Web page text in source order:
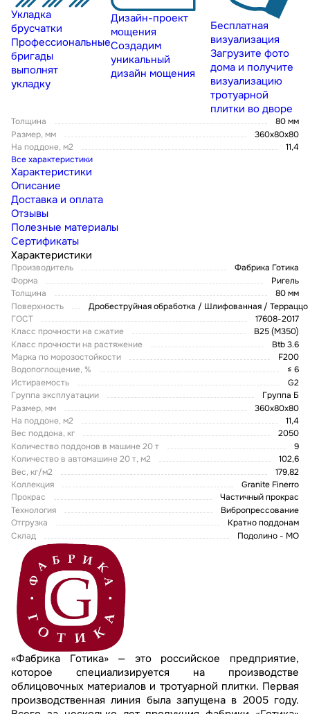
Укладка
брусчатки
Профессиональные
бригады
выполнят
укладку
Дизайн-проект
мощения
Создадим
уникальный
дизайн мощения
Бесплатная
визуализация
Загрузите фото
дома и получите
визуализацию
тротуарной
плитки во дворе
Толщина
80 мм
Размер, мм
360x80x80
На поддоне, м2
11,4
Все характеристики
Характеристики
Описание
Доставка и оплата
Отзывы
Полезные материалы
Сертификаты
Характеристики
Производитель
Фабрика Готика
Форма
Ригель
Толщина
80 мм
Поверхность
Дробеструйная обработка / Шлифованная / Терраццо
ГОСТ
17608-2017
Класс прочности на сжатие
В25 (М350)
Класс прочности на растяжение
Btb 3.6
Марка по морозостойкости
F200
Водопоглощение, %
≤ 6
Истираемость
G2
Группа эксплуатации
Группа Б
Размер, мм
360x80x80
На поддоне, м2
11,4
Вес поддона, кг
2050
Количество поддонов в машине 20 т
9
Количество в автомашине 20 т, м2
102,6
Вес, кг/м2
179,82
Коллекция
Granite Finerro
Прокрас
Частичный прокрас
Технология
Вибропрессование
Отгрузка
Кратно поддонам
Склад
Подолино - МО
«Фабрика Готика» — это российское предприятие,
которое специализируется на производстве
облицовочных материалов и тротуарной плитки. Первая
производственная линия была запущена в 2005 году.